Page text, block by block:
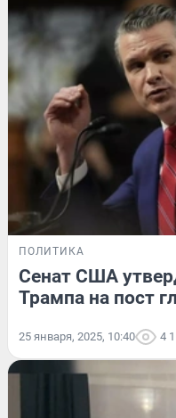
ПОЛИТИКА
Сенат США
Трампа на пост
25 января, 2025, 10:40 4